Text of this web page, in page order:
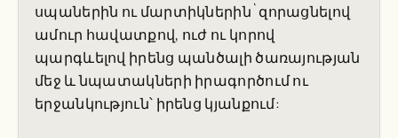
սպաներին ու մարտիկներին`զորացնելով
ամուր հավատքով, ուժ ու կորով
պարգևելով իրենց պանծալի ծառայության
մեջ և նպատակների իրագործում ու
երջանկություն՝ իրենց կյանքում: